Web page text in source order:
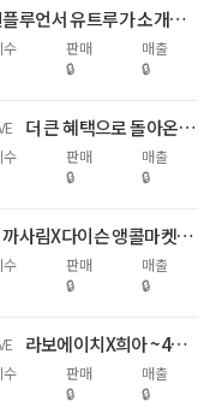
인플루언서 유트루가 소개하는 에스티로더 NEW더블웨어 파운데이션! 스테디셀러 갈색병까지! 역대급 최저가로 소개합니다!
수
판매
🔒
매출
🔒
더 큰 혜택으로 돌아온 르누베르 X 아랑, 최대 58% 할인
수
판매
🔒
매출
🔒
까사림X다이슨 앵콜마켓🤍 에어랩 코안다 2X 특가+트래블 파우치 증정!
수
판매
🔒
매출
🔒
라보에이치X희아 ~46% 무더위 두피 쿨링 케어!
수
판매
🔒
매출
🔒